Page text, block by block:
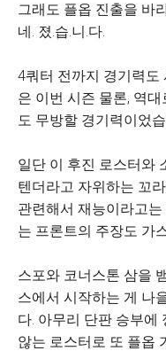
그래도 플옵 진출을 바
네. 졌.습.니.다.
4쿼터 전까지 경기력도
은 이번 시즌 물론, 역
도 무방할 경기력이었
일단 이 후진 로스터와
텐더라고 자위하는 꼬
관련해서 재능이라고
는 프론트의 주장도 가
스포와 코너스톤 삼을
스에서 시작하는 게 나
다. 아무리 단판 승부에
않는 로스터로 또 플옵